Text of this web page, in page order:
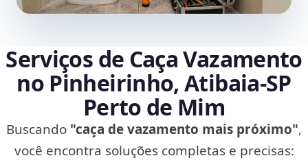
Serviços de Caça Vazamento
no Pinheirinho, Atibaia‑SP
Perto de Mim
Buscando "caça de vazamento mais próximo",
você encontra soluções completas e precisas: